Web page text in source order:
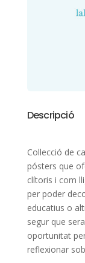
Descripció
Col·lecció de
pósters que
clítoris i com
per poder
educatius o
segur que
oportunitat
reflexionar